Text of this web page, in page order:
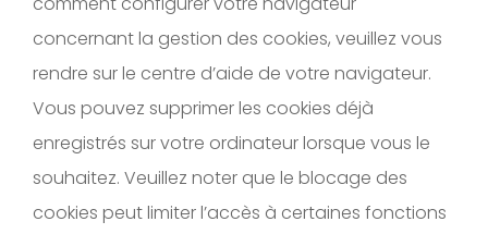
concernant la gestion des cookies, veuillez vous
rendre sur le centre d’aide de votre navigateur.
Vous pouvez supprimer les cookies déjà
enregistrés sur votre ordinateur lorsque vous le
souhaitez. Veuillez noter que le blocage des
cookies peut limiter l’accès à certaines fonctions